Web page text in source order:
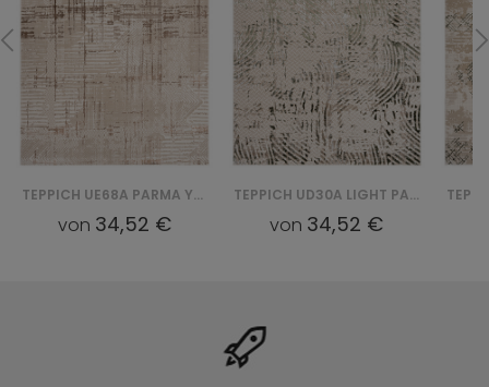
TEPPICH UE68A PARMA YDD - BRĄZOWY
von 34,52 €
TEPPICH UD30A LIGHT PARMA YDD - ZIELONY
von 34,52 €